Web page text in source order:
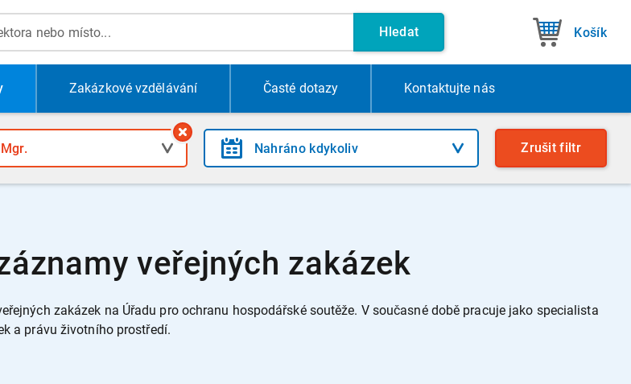
Hledat Košík
Zakázkové vzdělávání Časté dotazy Kontaktujte nás
Zrušit filtr
veřejných zakázek
zakázek na Úřadu pro ochranu hospodářské soutěže. V současné době pracuje jako specialista
a právu životního prostředí.